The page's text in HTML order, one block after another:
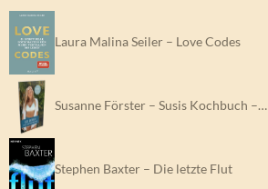
Laura Malina Seiler – Love Codes
Susanne Förster – Susis Kochbuch –…
Stephen Baxter – Die letzte Flut